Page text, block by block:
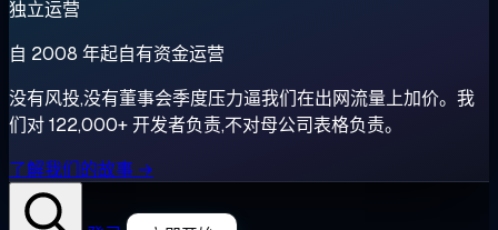
独立运营
自 2008 年起自有资金运营
没有风投,没有董事会季度压力逼我们在出网流量上加价。我
们对 122,000+ 开发者负责,不对母公司表格负责。
了解我们的故事 →